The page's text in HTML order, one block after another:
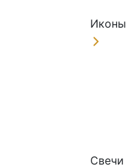
Иконы
Свечи